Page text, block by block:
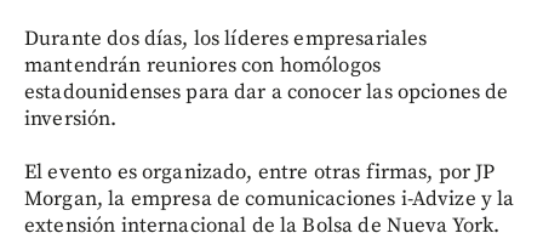
Durante dos días, los líderes empresariales
mantendrán reuniores con homólogos
estadounidenses para dar a conocer las opciones de
inversión.
El evento es organizado, entre otras firmas, por JP
Morgan, la empresa de comunicaciones i-Advize y la
extensión internacional de la Bolsa de Nueva York.